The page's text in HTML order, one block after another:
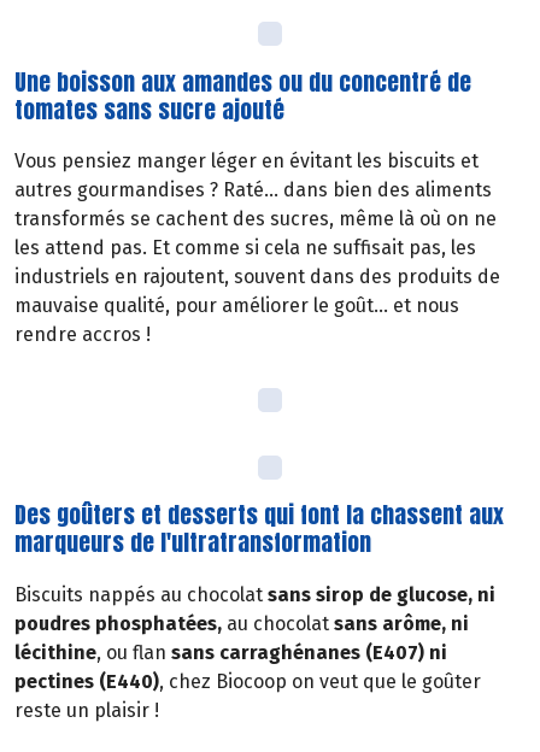
Une boisson aux amandes ou du concentré de
tomates sans sucre ajouté
Vous pensiez manger léger en évitant les biscuits et
autres gourmandises ? Raté… dans bien des aliments
transformés se cachent des sucres, même là où on ne
les attend pas. Et comme si cela ne suffisait pas, les
industriels en rajoutent, souvent dans des produits de
mauvaise qualité, pour améliorer le goût… et nous
rendre accros !
Des goûters et desserts qui font la chassent aux
marqueurs de l'ultratransformation
Biscuits nappés au chocolat sans sirop de glucose, ni
poudres phosphatées, au chocolat sans arôme, ni
lécithine, ou flan sans carraghénanes (E407) ni
pectines (E440), chez Biocoop on veut que le goûter
reste un plaisir !